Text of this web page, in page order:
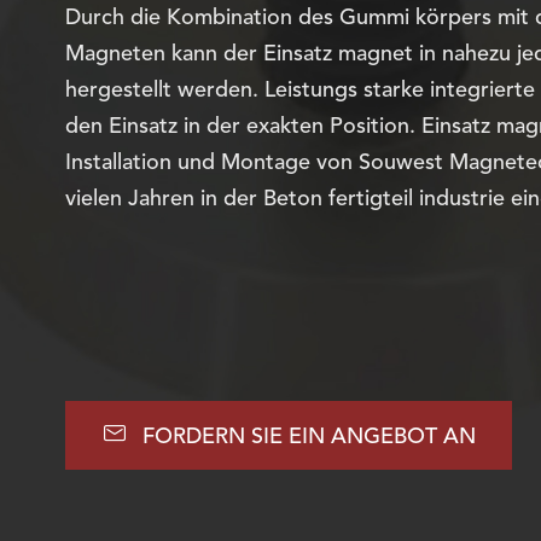
Durch die Kombination des Gummi körpers mit
Magneten kann der Einsatz magnet in nahezu
hergestellt werden. Leistungs starke
den Einsatz in der exakten Position. Einsatz
Installation und Montage von Souwest
vielen Jahren in der Beton fertigteil industrie
 FORDERN SIE EIN ANGEBOT AN